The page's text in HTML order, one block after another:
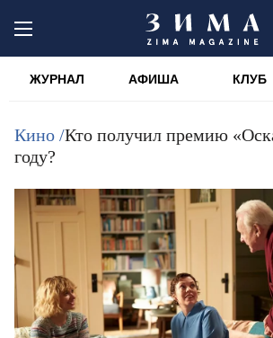
ЖУРНАЛ АФИША КЛУБ
Кино /Кто получил премию
году?